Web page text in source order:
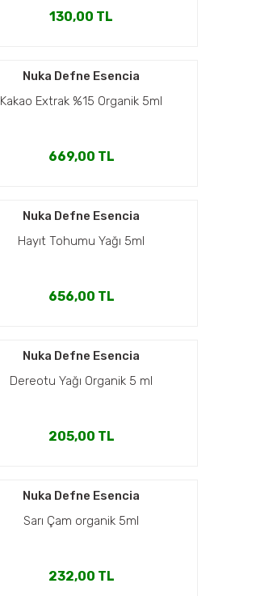
130,00 TL
Nuka Defne Esencia
Kakao Extrak %15 Organik 5ml
669,00 TL
Nuka Defne Esencia
Hayıt Tohumu Yağı 5ml
656,00 TL
Nuka Defne Esencia
Dereotu Yağı Organik 5 ml
205,00 TL
Nuka Defne Esencia
Sarı Çam organik 5ml
232,00 TL